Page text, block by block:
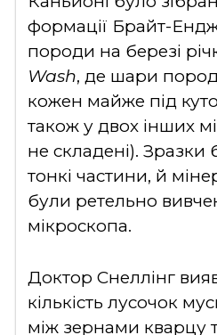
формації Брайт-
породи на березі
Wash, де шари
кожен майже під
також у двох інших
не складені). Зразки
тонкі частини, й
були ретельно
мікроскопа.
Доктор Снеллінг
кількість лусочок
між зернами кварцу